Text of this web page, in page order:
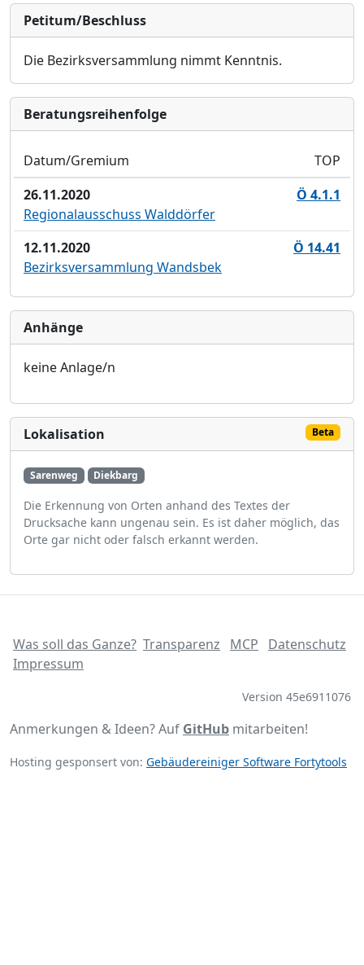
Petitum/Beschluss
Die Bezirksversammlung nimmt Kenntnis.
Bera­tungs­reihen­folge
Datum/Gremium
TOP
26.11.2020
Ö 4.1.1
Regionalausschuss Walddörfer
12.11.2020
Ö 14.41
Bezirksversammlung Wandsbek
Anhänge
keine Anlage/n
Lokalisation Beta
Sarenweg Diekbarg
Die Erkennung von Orten anhand des Textes der
Drucksache kann ungenau sein. Es ist daher möglich, das
Orte gar nicht oder falsch erkannt werden.
Was soll das Ganze? Transparenz MCP
Datenschutz
Impressum
Version 45e6911076
Anmerkungen & Ideen? Auf GitHub mitarbeiten!
Hosting gesponsert von: Gebäudereiniger Software Fortytools